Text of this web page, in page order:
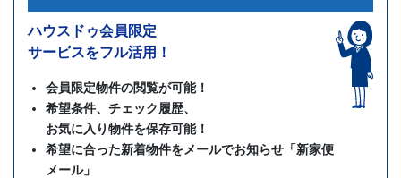
り取得した情報はいずれも個人を特定することはで
きません。
なお、当社のWebサイトを、お使いのブラウザー
においてCookieを受け付けない設定や、画像を表
示しない設定でご利用いただく場合、Webサイト
で提供している機能の一部がご利用できない場合が
ございます。
Googleアナリティクスの利用について
ハウスドゥ会員限定
サービスをフル活用！
会員限定物件の閲覧が可能！
希望条件、チェック履歴、
お気に入り物件を保存可能！
希望に合った新着物件をメールでお知らせ「新家便
メール」